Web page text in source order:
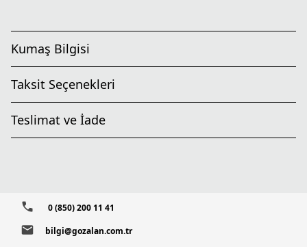
Kumaş Bilgisi
Taksit Seçenekleri
Teslimat ve İade
0 (850) 200 11 41
bilgi@gozalan.com.tr